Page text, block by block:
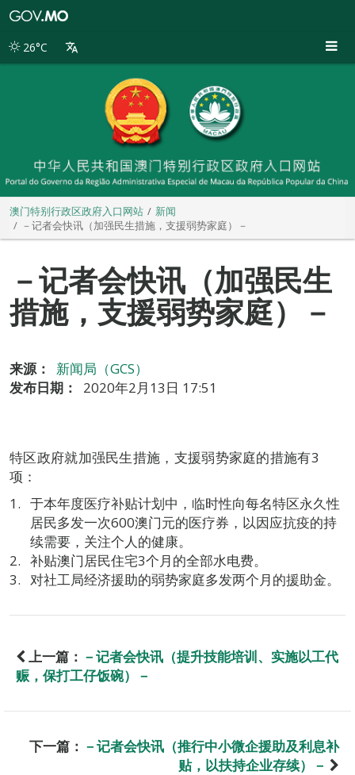
别
26°C
澳门特别行政区政府入口网站
新闻
－记者会快讯（加强民生措施，支援弱势家庭）－
－记者会快讯（加强民生
措施，支援弱势家庭）－
来源：
新闻局（GCS）
发布日期：
2020年2月13日 17:51
特区政府就加强民生措施，支援弱势家庭的措施有3
项：
于本年度医疗补贴计划中，临时性向每名特区永久性
居民多发一次600澳门元的医疗券，以因应抗疫的持
续需要，关注个人的健康。
补贴澳门居民住宅3个月的全部水电费。
对社工局经济援助的弱势家庭多发两个月的援助金。
上一篇： －记者会快讯（提升技能培训、实施以工代
赈，保打工仔饭碗）－
下一篇： －记者会快讯（推行中小微企援助及利息补
贴，以扶持企业存续）－